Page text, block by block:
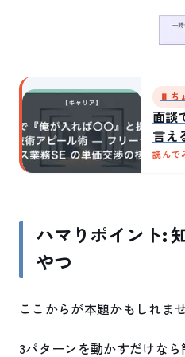
⏸ ち
面談
言え
ルの
読んで
ハマりポイント:
やつ
ここからが本題かもしれませ
3パターンを動かすだけな